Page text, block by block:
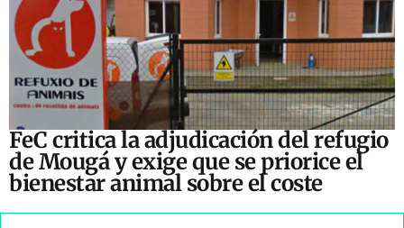
FeC critica la adjudicación del refugio
de Mougá y exige que se priorice el
bienestar animal sobre el coste